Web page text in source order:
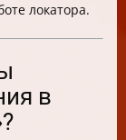
локатора.
в